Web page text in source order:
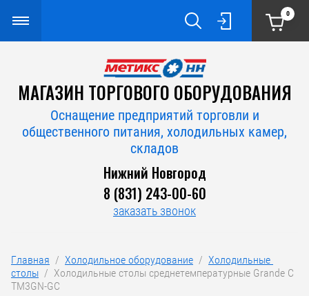
0
МАГАЗИН ТОРГОВОГО ОБОРУДОВАНИЯ
Оснащение предприятий торговли и
общественного питания, холодильных камер,
складов
Нижний Новгород
8 (831) 243-00-60
заказать звонок
Главная
  /
Холодильное оборудование
  /
Холодильные
столы
  /  Холодильные столы среднетемпературные Grande С
TM3GN-GC